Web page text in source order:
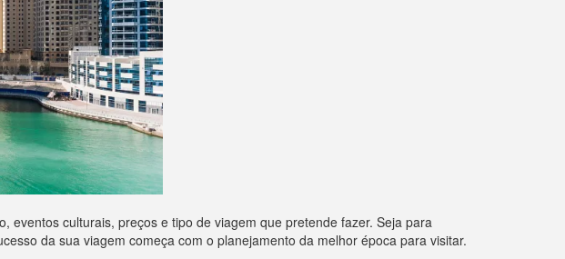
eventos culturais, preços e tipo de viagem que pretende fazer. Seja para
da sua viagem começa com o planejamento da melhor época para visitar.